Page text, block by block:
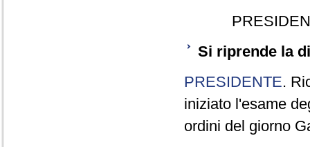
Si riprende la
PRESIDENTE.
iniziato l'esame
ordini del giorno